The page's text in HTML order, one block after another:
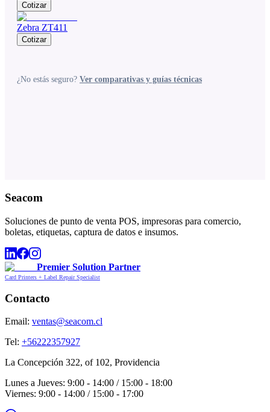
Cotizar
Zebra ZT411
Cotizar
¿No estás seguro? Ver comparativas y guías técnicas
Seacom
Soluciones de punto de venta POS, impresoras para comercio,
boletas, etiquetas, captura de datos e insumos.
Premier Solution Partner
Card Printers + Label Repair Specialist
Contacto
Email: ventas@seacom.cl
Tel: +56222357927
La Concepción 322, of 102, Providencia
Lunes a Jueves: 9:00 - 14:00 / 15:00 - 18:00
Viernes: 9:00 - 14:00 / 15:00 - 17:00